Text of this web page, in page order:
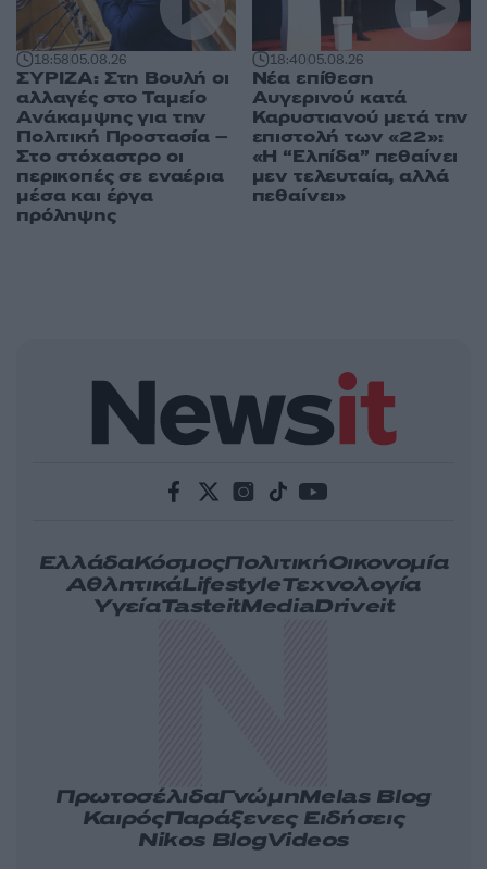
18:5805.08.26
ΣΥΡΙΖΑ: Στη Βουλή οι
αλλαγές στο Ταμείο
Ανάκαμψης για την
Πολιτική Προστασία –
Στο στόχαστρο οι
περικοπές σε εναέρια
μέσα και έργα
πρόληψης
18:4005.08.26
Νέα επίθεση
Αυγερινού κατά
Καρυστιανού μετά την
επιστολή των «22»:
«Η “Ελπίδα” πεθαίνει
μεν τελευταία, αλλά
πεθαίνει»
ΕλλάδαΚόσμοςΠολιτικήΟικονομία
ΑθλητικάLifestyleΤεχνολογία
ΥγείαTasteitMediaDriveit
ΠρωτοσέλιδαΓνώμηMelas Blog
ΚαιρόςΠαράξενες Ειδήσεις
Nikos BlogVideos